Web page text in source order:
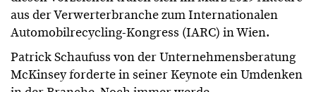
aus der Verwerterbranche zum Internationalen
Automobilrecycling-Kongress (IARC) in Wien.
Patrick Schaufuss von der Unternehmensberatung
McKinsey forderte in seiner Keynote ein Umdenken